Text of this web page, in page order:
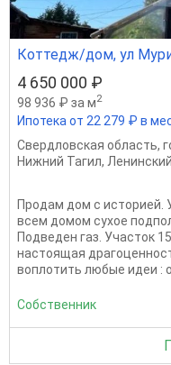
Коттедж/дом, ул
4 650 000 ₽
98 936 ₽ за м2
Ипотека от 22 279 ₽ в
Свердловская область,
Нижний Тагил,
Продам дом с историей.
всем домом сухое
Подведен газ. Участок
настоящая
воплотить любые идеи :
Собственник